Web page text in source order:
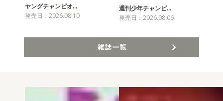
ヤングチャンピオ…
発売日：2026.08.10
週刊少年チャンピ…
発売日：2026.08.06